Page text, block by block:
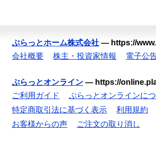
ぷらっとホーム株式会社 — https://
会社概要
株主・投資家情報 電子公
ぷらっとオンライン — https://
ご利用ガイド
ぷらっとオンラインに
特定商取引法に基づく表示
利用規約
お客様からの声
ご注文の取り消し